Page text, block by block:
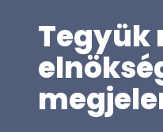
Tegyük